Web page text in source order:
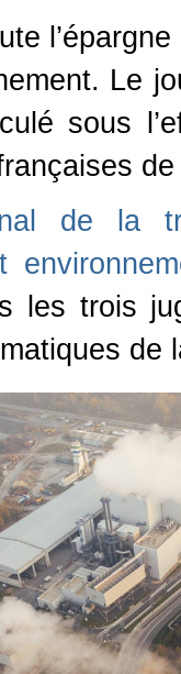
Le
sous
de la
les trois
de